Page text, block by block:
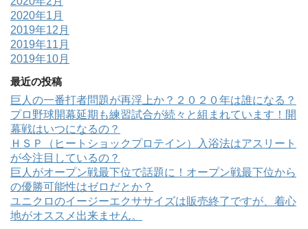
2020年1月
2019年12月
2019年11月
2019年10月
最近の投稿
巨人の一番打者問題が再浮上か？２０２０年は誰になる？
プロ野球開幕延期も練習試合が続々と組まれています！開
幕戦はいつになるの？
ＨＳＰ（ヒートショックプロテイン）入浴法はアスリート
が今注目しているの？
巨人がオープン戦最下位で話題に！オープン戦最下位から
の優勝可能性はゼロだとか？
ユニクロのイージーエクササイズは販売終了ですが、着心
地がオススメ出来ません。